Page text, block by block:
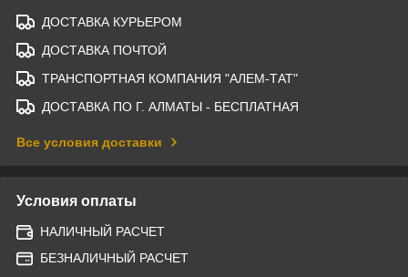
ДОСТАВКА КУРЬЕРОМ
ДОСТАВКА ПОЧТОЙ
ТРАНСПОРТНАЯ КОМПАНИЯ "АЛЕМ-ТАТ"
ДОСТАВКА ПО Г. АЛМАТЫ - БЕСПЛАТНАЯ
Все условия доставки
Условия оплаты
НАЛИЧНЫЙ РАСЧЕТ
БЕЗНАЛИЧНЫЙ РАСЧЕТ